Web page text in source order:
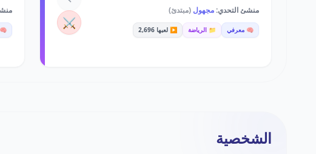
منشئ التحدي:مجهول (مبتدئ)
🧠 معرفي 📁 الرياضة ▶️ لعبها 2,696 ⚔️
الشخصية